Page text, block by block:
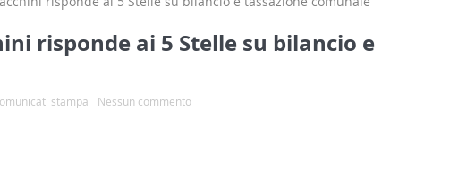
risponde ai 5 Stelle su bilancio e
stampa Nessun commento